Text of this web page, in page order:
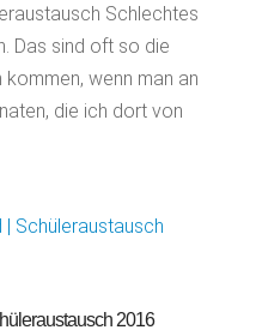
Schlechtes
Das sind oft so die
kommen, wenn man an
die ich dort von
2016